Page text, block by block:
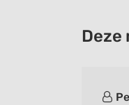
Deze